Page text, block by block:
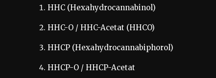
HHC (Hexahydrocannabinol)
HHC-O / HHC-Acetat (HHCO)
HHCP (Hexahydrocannabiphorol)
HHCP-O / HHCP-Acetat